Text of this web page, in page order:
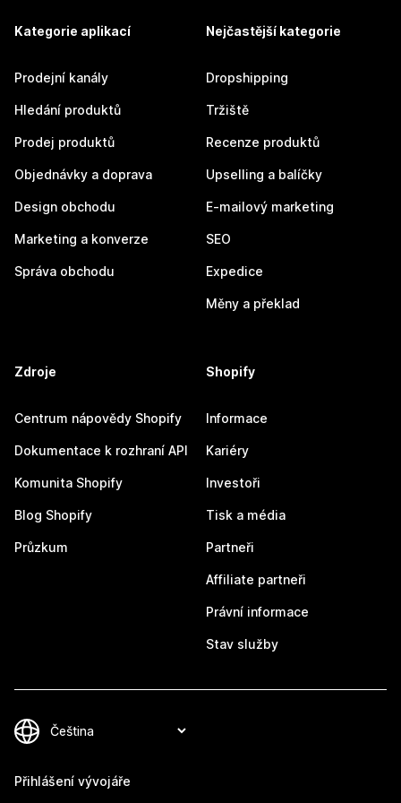
Kategorie aplikací
Prodejní kanály
Hledání produktů
Prodej produktů
Objednávky a doprava
Design obchodu
Marketing a konverze
Správa obchodu
Nejčastější kategorie
Dropshipping
Tržiště
Recenze produktů
Upselling a balíčky
E-mailový marketing
SEO
Expedice
Měny a překlad
Zdroje
Centrum nápovědy Shopify
Dokumentace k rozhraní API
Komunita Shopify
Blog Shopify
Průzkum
Shopify
Informace
Kariéry
Investoři
Tisk a média
Partneři
Affiliate partneři
Právní informace
Stav služby
Přihlášení vývojáře